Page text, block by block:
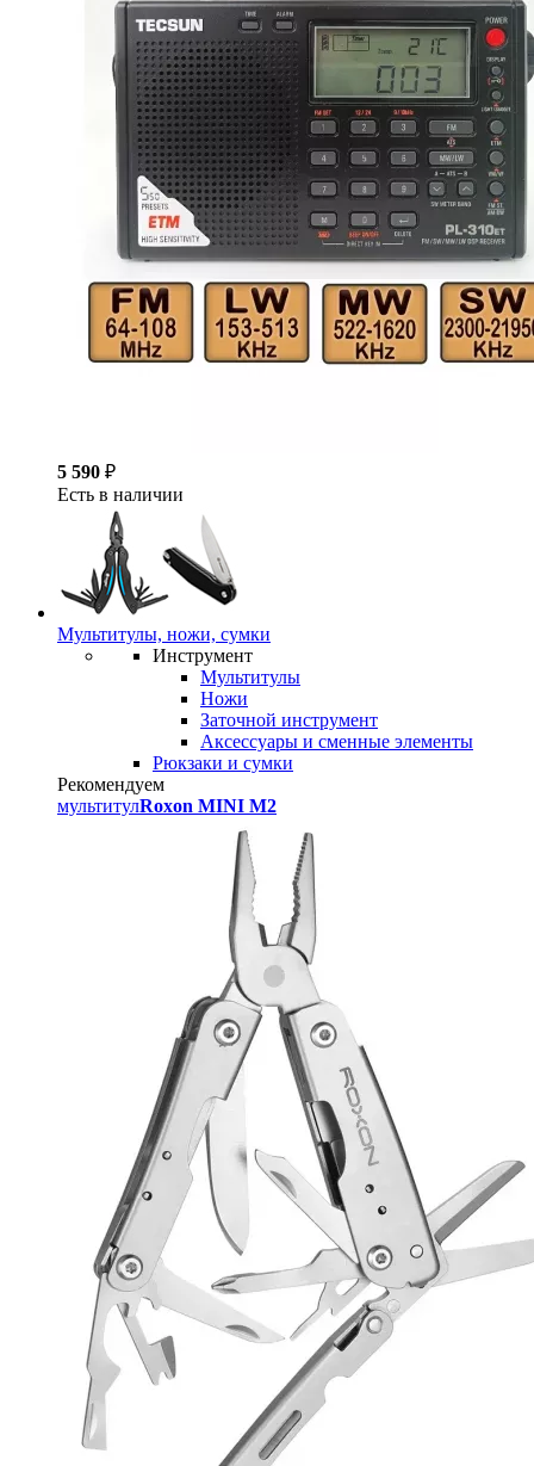
5 590 ₽
Есть в наличии
Мультитулы, ножи, сумки
Инструмент
Мультитулы
Ножи
Заточной инструмент
Аксессуары и сменные элементы
Рюкзаки и сумки
Рекомендуем
мультитулRoxon MINI M2